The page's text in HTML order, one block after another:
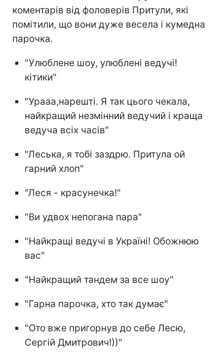
коментарів від фоловерів Притули, які
помітили, що вони дуже весела і кумедна
парочка.
"Улюблене шоу, улюблені ведучі!
кітики"
"Урааа,нарешті. Я так цього чекала,
найкращий незмінний ведучий і краща
ведуча всіх часів"
"Леська, я тобі заздрю. Притула ой
гарний хлоп"
"Леся - красунечка!"
"Ви удвох непогана пара"
"Найкращі ведучі в Україні! Обожнюю
вас"
"Найкращий тандем за все шоу"
"Гарна парочка, хто так думає"
"Ото вже пригорнув до себе Лесю,
Сергій Дмитрович!))"